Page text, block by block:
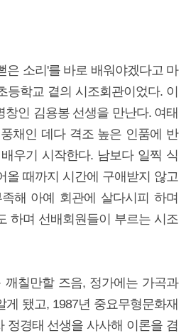
은 소리'를 바로 배워야겠다고 마
등학교 곁의 시조회관이었다. 이
창인 김용봉 선생을 만난다. 여태
채인 데다 격조 높은 인품에 반
우기 시작한다. 남보다 일찍 식
올 때까지 시간에 구애받지 않고
해 아예 회관에 살다시피 하며
하며 선배회원들이 부르는 시조
깨칠만할 즈음, 정가에는 가곡과
게 됐고, 1987년 중요무형문화재
정경태 선생을 사사해 이론을 겸